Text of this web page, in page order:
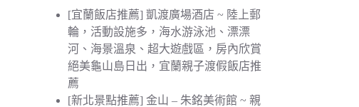
[宜蘭飯店推薦] 凱渡廣場酒店 ~ 陸上郵
輪，活動設施多，海水游泳池、漂漂
河、海景溫泉、超大遊戲區，房內欣賞
絕美龜山島日出，宜蘭親子渡假飯店推
薦
[新北景點推薦] 金山 – 朱銘美術館 ~ 親